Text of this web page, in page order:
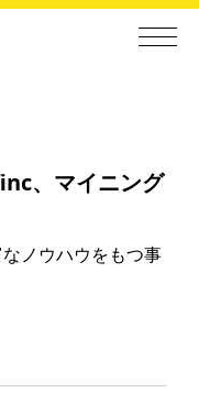
、マイニング
ノウハウをもつ事